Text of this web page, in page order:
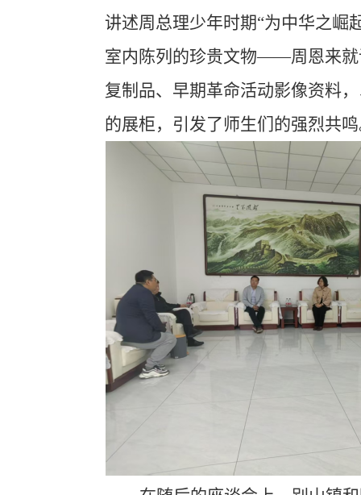
讲述周总理少年时期“为中华之崛
室内陈列的珍贵文物——周恩来就
复制品、早期革命活动影像资料
的展柜，引发了师生们的强烈共